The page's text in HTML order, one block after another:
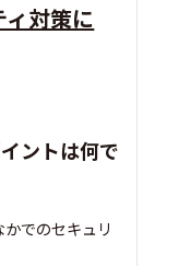
対策に
ントは何で
でのセキュリ